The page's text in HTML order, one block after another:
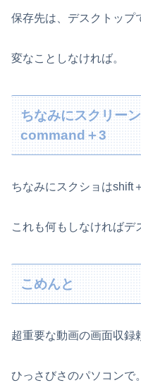
保存先は、デスクトップ
変なことしなければ。
ちなみにスクリー
command＋3
ちなみにスクショはshift
これも何もしなければデ
こめんと
超重要な動画の画面収録
ひっさびさのパソコンで。